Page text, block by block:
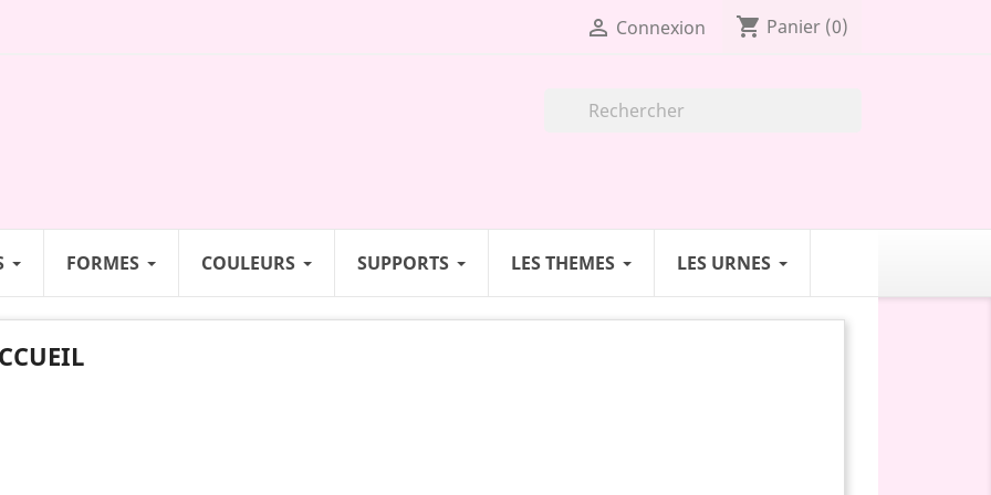
 Connexion shopping_cart Panier (0)
FORMES COULEURS SUPPORTS LES THEMES LES URNES